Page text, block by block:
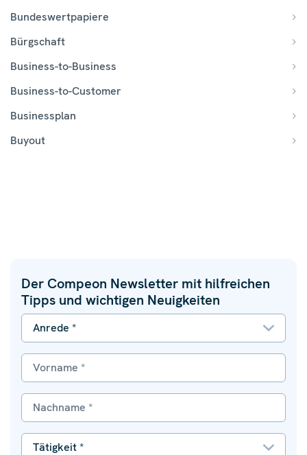
Bundeswertpapiere
Bürgschaft
Business-to-Business
Business-to-Customer
Businessplan
Buyout
Der Compeon Newsletter mit hilfreichen
Tipps und wichtigen Neuigkeiten